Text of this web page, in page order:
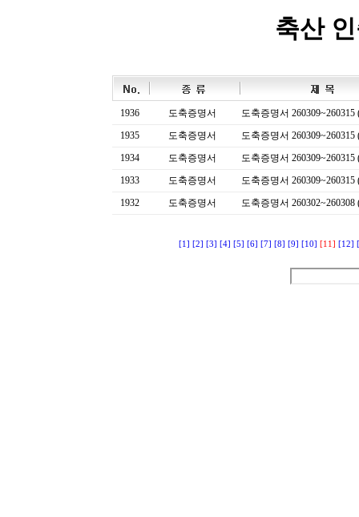
축산
1936 도축증명서
도축증명서 260309~260315
1935
도축증명서
도축증명서 260309~260315
1934
도축증명서
도축증명서 260309~260315
1933
도축증명서
도축증명서 260309~260315
1932
도축증명서 도축증명서 260302~260308
[1] [2] [3] [4] [5] [6] [7] [8] [9] [10] [11] [12]